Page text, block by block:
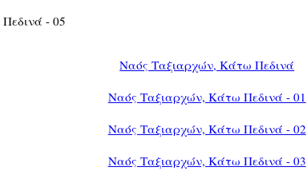
Ναός Ταξιαρχών, Κάτω Πεδινά
Ναός Ταξιαρχών, Κάτω Πεδινά - 01
Ναός Ταξιαρχών, Κάτω Πεδινά - 02
Ναός Ταξιαρχών, Κάτω Πεδινά - 03